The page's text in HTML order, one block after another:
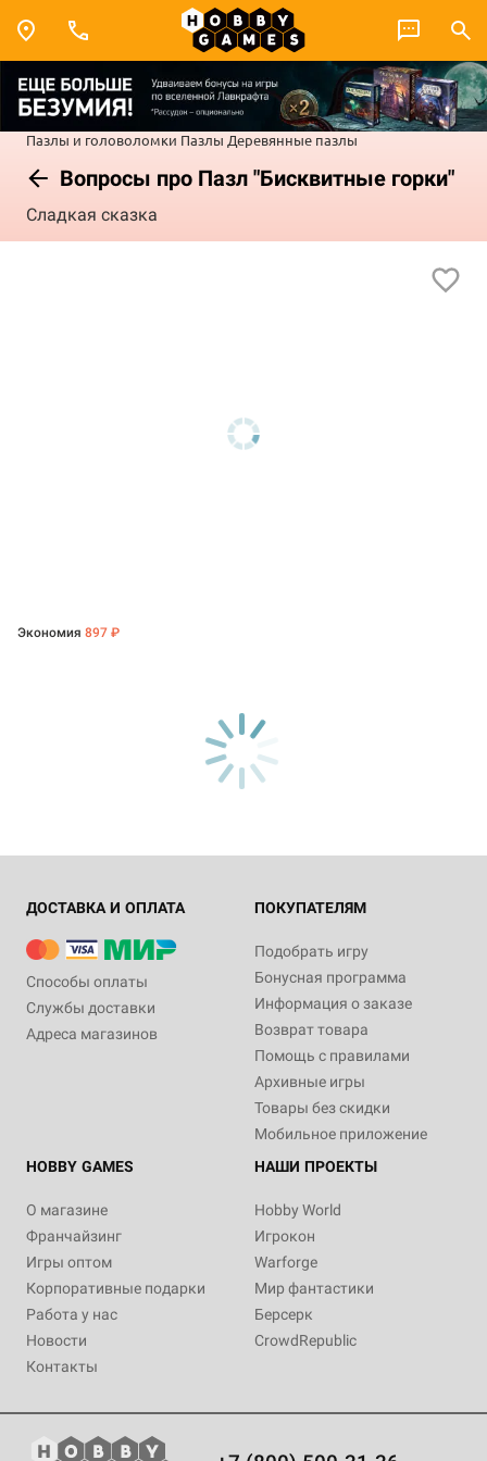
Пазлы и головоломки Пазлы Деревянные пазлы
Вопросы про Пазл "Бисквитные горки"
Сладкая сказка
Экономия 897 ₽
ДОСТАВКА И ОПЛАТА
Способы оплаты
Службы доставки
Адреса магазинов
ПОКУПАТЕЛЯМ
Подобрать игру
Бонусная программа
Информация о заказе
Возврат товара
Помощь с правилами
Архивные игры
Товары без скидки
Мобильное приложение
HOBBY GAMES
О магазине
Франчайзинг
Игры оптом
Корпоративные подарки
Работа у нас
Новости
Контакты
НАШИ ПРОЕКТЫ
Hobby World
Игрокон
Warforge
Мир фантастики
Берсерк
CrowdRepublic